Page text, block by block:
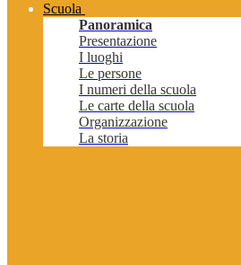
Scuola
Panoramica
Presentazione
I luoghi
Le persone
I numeri della scuola
Le carte della scuola
Organizzazione
La storia